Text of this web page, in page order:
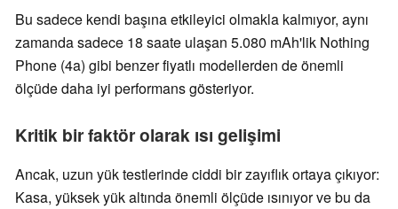
Bu sadece kendi başına etkileyici olmakla kalmıyor, aynı
zamanda sadece 18 saate ulaşan 5.080 mAh'lik Nothing
Phone (4a) gibi benzer fiyatlı modellerden de önemli
ölçüde daha iyi performans gösteriyor.
Kritik bir faktör olarak ısı gelişimi
Ancak, uzun yük testlerinde ciddi bir zayıflık ortaya çıkıyor:
Kasa, yüksek yük altında önemli ölçüde ısınıyor ve bu da